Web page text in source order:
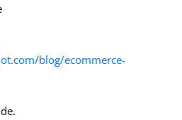
blog/ecommerce-